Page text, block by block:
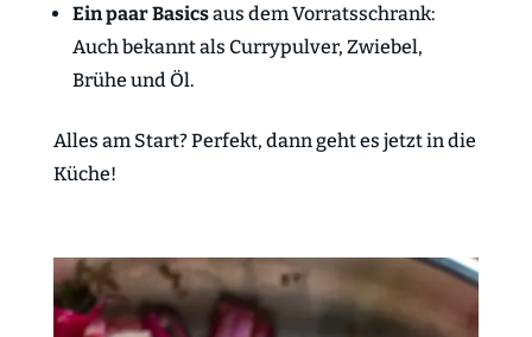
Ein paar Basicsaus dem Vorratsschrank:
Auch bekannt als Currypulver, Zwiebel,
Brühe und Öl.
Alles am Start? Perfekt, dann geht es jetzt in die
Küche!